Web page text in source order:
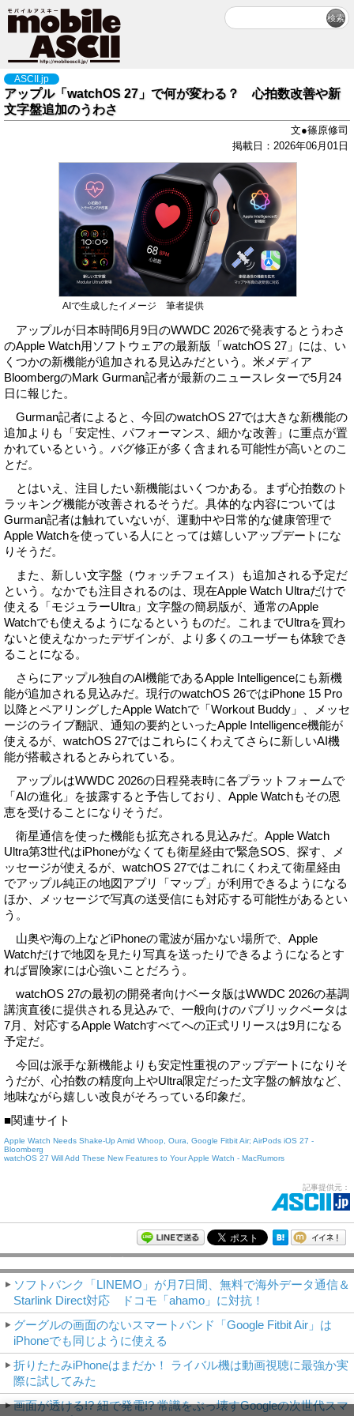
ASCII.jp
アップル「watchOS 27」で何が変わる？ 心拍数改善や新
文字盤追加のうわさ
文●篠原修司
掲載日：2026年06月01日
AIで生成したイメージ 筆者提供
アップルが日本時間6月9日のWWDC 2026で発表するとうわさ
のApple Watch用ソフトウェアの最新版「watchOS 27」には、い
くつかの新機能が追加される見込みだという。米メディア
BloombergのMark Gurman記者が最新のニュースレターで5月24
日に報じた。
Gurman記者によると、今回のwatchOS 27では大きな新機能の
追加よりも「安定性、パフォーマンス、細かな改善」に重点が置
かれているという。バグ修正が多く含まれる可能性が高いとのこ
とだ。
とはいえ、注目したい新機能はいくつかある。まず心拍数のト
ラッキング機能が改善されるそうだ。具体的な内容については
Gurman記者は触れていないが、運動中や日常的な健康管理で
Apple Watchを使っている人にとっては嬉しいアップデートにな
りそうだ。
また、新しい文字盤（ウォッチフェイス）も追加される予定だ
という。なかでも注目されるのは、現在Apple Watch Ultraだけで
使える「モジュラーUltra」文字盤の簡易版が、通常のApple
Watchでも使えるようになるというものだ。これまでUltraを買わ
ないと使えなかったデザインが、より多くのユーザーも体験でき
ることになる。
さらにアップル独自のAI機能であるApple Intelligenceにも新機
能が追加される見込みだ。現行のwatchOS 26ではiPhone 15 Pro
以降とペアリングしたApple Watchで「Workout Buddy」、メッセ
ージのライブ翻訳、通知の要約といったApple Intelligence機能が
使えるが、watchOS 27ではこれらにくわえてさらに新しいAI機
能が搭載されるとみられている。
アップルはWWDC 2026の日程発表時に各プラットフォームで
「AIの進化」を披露すると予告しており、Apple Watchもその恩
恵を受けることになりそうだ。
衛星通信を使った機能も拡充される見込みだ。Apple Watch
Ultra第3世代はiPhoneがなくても衛星経由で緊急SOS、探す、メ
ッセージが使えるが、watchOS 27ではこれにくわえて衛星経由
でアップル純正の地図アプリ「マップ」が利用できるようになる
ほか、メッセージで写真の送受信にも対応する可能性があるとい
う。
山奥や海の上などiPhoneの電波が届かない場所で、Apple
Watchだけで地図を見たり写真を送ったりできるようになるとす
れば冒険家には心強いことだろう。
watchOS 27の最初の開発者向けベータ版はWWDC 2026の基調
講演直後に提供される見込みで、一般向けのパブリックベータは
7月、対応するApple Watchすべてへの正式リリースは9月になる
予定だ。
今回は派手な新機能よりも安定性重視のアップデートになりそ
うだが、心拍数の精度向上やUltra限定だった文字盤の解放など、
地味ながら嬉しい改良がそろっている印象だ。
■関連サイト
Apple Watch Needs Shake-Up Amid Whoop, Oura, Google Fitbit Air; AirPods iOS 27 -
Bloomberg
watchOS 27 Will Add These New Features to Your Apple Watch - MacRumors
記事提供元：
ソフトバンク「LINEMO」が月7日間、無料で海外データ通信＆
Starlink Direct対応 ドコモ「ahamo」に対抗！
グーグルの画面のないスマートバンド「Google Fitbit Air」は
iPhoneでも同じように使える
折りたたみiPhoneはまだか！ ライバル機は動画視聴に最強か実
際に試してみた
画面が透ける!? 紐で発電!? 常識をぶっ壊すGoogleの次世代スマ